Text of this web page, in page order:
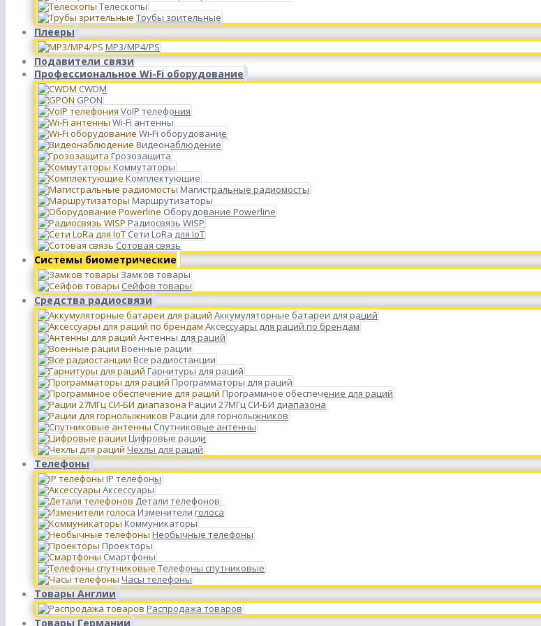
Телескопы
Трубы зрительные
Плееры
MP3/MP4/PS
Подавители связи
Профессиональное Wi-Fi оборудование
CWDM
GPON
VoIP телефония
Wi-Fi антенны
Wi-Fi оборудование
Видеонаблюдение
Грозозащита
Коммутаторы
Комплектующие
Магистральные радиомосты
Маршрутизаторы
Оборудование Powerline
Радиосвязь WISP
Сети LoRa для IoT
Сотовая связь
Системы биометрические
Замков товары
Сейфов товары
Средства радиосвязи
Аккумуляторные батареи для раций
Аксессуары для раций по брендам
Антенны для раций
Военные рации
Все радиостанции
Гарнитуры для раций
Программаторы для раций
Программное обеспечение для раций
Рации 27МГц СИ-БИ диапазона
Рации для горнолыжников
Спутниковые антенны
Цифровые рации
Чехлы для раций
Телефоны
IP телефоны
Аксессуары
Детали телефонов
Изменители голоса
Коммуникаторы
Необычные телефоны
Проекторы
Смартфоны
Телефоны спутниковые
Часы телефоны
Товары Англии
Распродажа товаров
Товары Германии